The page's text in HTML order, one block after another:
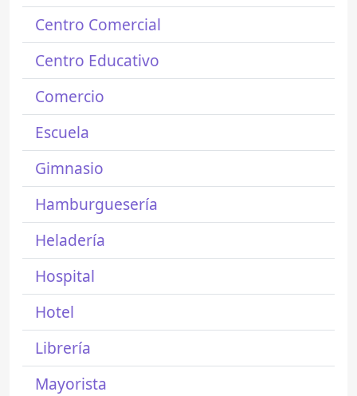
Centro Comercial
Centro Educativo
Comercio
Escuela
Gimnasio
Hamburguesería
Heladería
Hospital
Hotel
Librería
Mayorista